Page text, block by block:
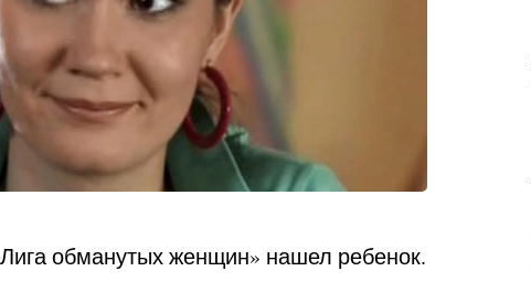
обманутых женщин» нашел ребенок.